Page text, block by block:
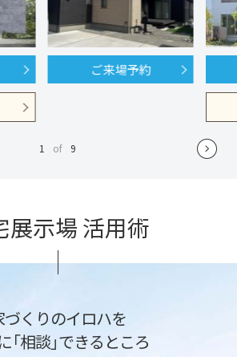
ご来場予約
1 of 9
展示場 活用術
づくりのイロハを
「相談」できるところ